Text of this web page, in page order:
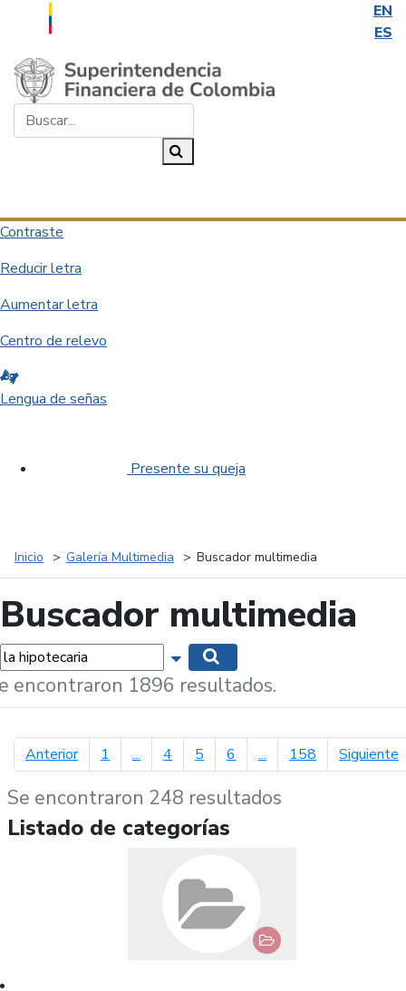
EN
ES
Saltar al contenido principal
Contraste
Reducir letra
Aumentar letra
Centro de relevo
Lengua de señas
Presente su queja
Inicio Galería Multimedia Buscador multimedia
Buscador multimedia
Mostrar opciones de búsqueda
encontraron 1896 resultados.
Anteriorpágina anterior
1 ... 4 5 6 ... 158 Siguiente
Se encontraron 248 resultados
Listado de categorías